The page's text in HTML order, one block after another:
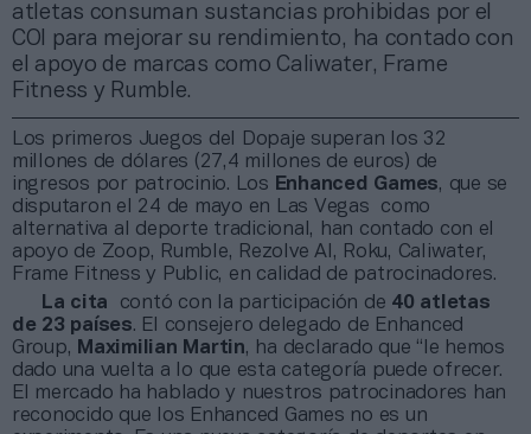
atletas consuman sustancias prohibidas por el
COI para mejorar su rendimiento, ha contado con
el apoyo de marcas como Caliwater, Frame
Fitness y Rumble.
Los primeros Juegos del Dopaje superan los 32
millones de dólares (27,4 millones de euros) de
ingresos por patrocinio. Los Enhanced Games, que se
disputaron el 24 de mayo en Las Vegas como
alternativa al deporte tradicional, han contado con el
apoyo de Zoop, Rumble, Rezolve AI, Roku, Caliwater,
Frame Fitness y Public, en calidad de patrocinadores.
La cita
contó con la participación de 40 atletas
de 23 países. El consejero delegado de Enhanced
Group, Maximilian Martin, ha declarado que “le hemos
dado una vuelta a lo que esta categoría puede ofrecer.
El mercado ha hablado y nuestros patrocinadores han
reconocido que los Enhanced Games no es un